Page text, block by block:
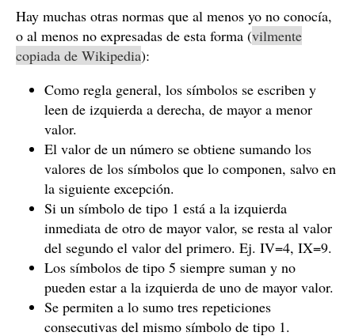
Hay muchas otras normas que al menos yo no conocía,
o al menos no expresadas de esta forma (vilmente
copiada de Wikipedia):
Como regla general, los símbolos se escriben y
leen de izquierda a derecha, de mayor a menor
valor.
El valor de un número se obtiene sumando los
valores de los símbolos que lo componen, salvo en
la siguiente excepción.
Si un símbolo de tipo 1 está a la izquierda
inmediata de otro de mayor valor, se resta al valor
del segundo el valor del primero. Ej. IV=4, IX=9.
Los símbolos de tipo 5 siempre suman y no
pueden estar a la izquierda de uno de mayor valor.
Se permiten a lo sumo tres repeticiones
consecutivas del mismo símbolo de tipo 1.